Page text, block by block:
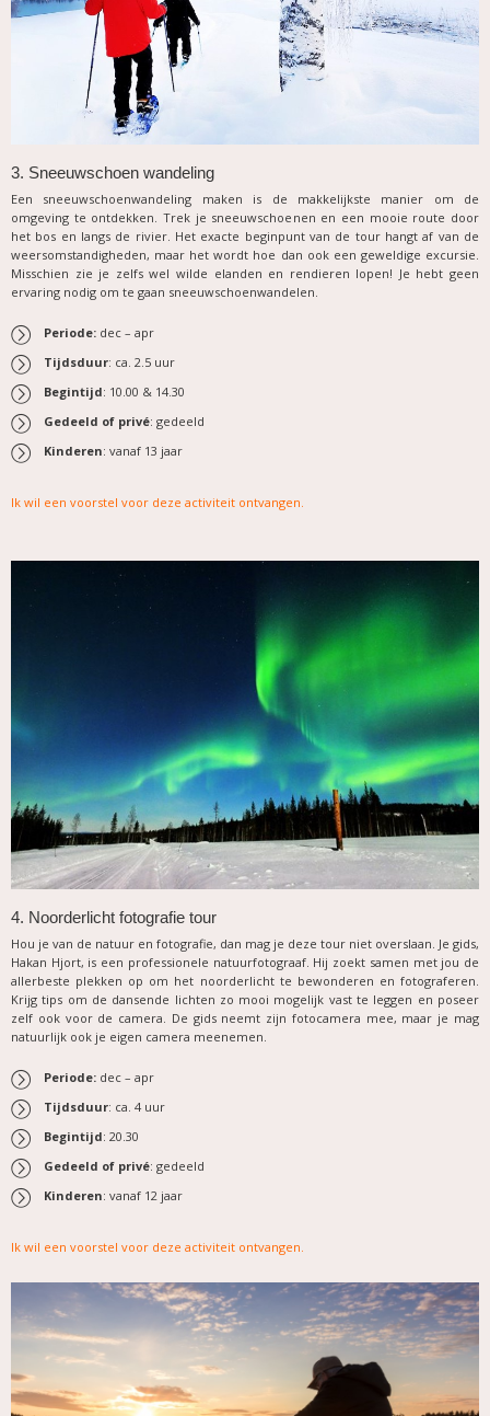
3. Sneeuwschoen wandeling
Een sneeuwschoenwandeling maken is de makkelijkste manier om de
omgeving te ontdekken. Trek je sneeuwschoenen en een mooie route door
het bos en langs de rivier. Het exacte beginpunt van de tour hangt af van de
weersomstandigheden, maar het wordt hoe dan ook een geweldige excursie.
Misschien zie je zelfs wel wilde elanden en rendieren lopen! Je hebt geen
ervaring nodig om te gaan sneeuwschoenwandelen.
Periode: dec – apr
Tijdsduur: ca. 2.5 uur
Begintijd: 10.00 & 14.30
Gedeeld of privé: gedeeld
Kinderen: vanaf 13 jaar
Ik wil een voorstel voor deze activiteit ontvangen
4. Noorderlicht fotografie tour
Hou je van de natuur en fotografie, dan mag je deze tour niet overslaan. Je gids,
Hakan Hjort, is een professionele natuurfotograaf. Hij zoekt samen met jou de
allerbeste plekken op om het noorderlicht te bewonderen en fotograferen.
Krijg tips om de dansende lichten zo mooi mogelijk vast te leggen en poseer
zelf ook voor de camera. De gids neemt zijn fotocamera mee, maar je mag
natuurlijk ook je eigen camera meenemen.
Periode: dec – apr
Tijdsduur: ca. 4 uur
Begintijd: 20.30
Gedeeld of privé: gedeeld
Kinderen: vanaf 12 jaar
Ik wil een voorstel voor deze activiteit ontvangen